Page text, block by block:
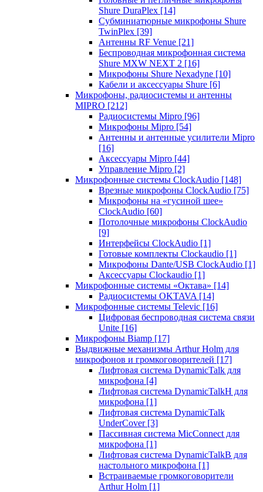
Shure DuraPlex [14]
Субминиатюрные микрофоны Shure
TwinPlex [39]
Антенны RF Venue [21]
Беспроводная микрофонная система
Shure MXW NEXT 2 [16]
Микрофоны Shure Nexadyne [10]
Кабели и аксессуары Shure [6]
Микрофоны, радиосистемы и антенны
MIPRO [212]
Радиосистемы Mipro [96]
Микрофоны Mipro [54]
Антенны и антенные усилители Mipro
[16]
Аксессуары Mipro [44]
Управление Mipro [2]
Микрофонные системы ClockAudio [148]
Врезные микрофоны ClockAudio [75]
Микрофоны на «гусиной шее»
ClockAudio [60]
Потолочные микрофоны ClockAudio
[9]
Интерфейсы ClockAudio [1]
Готовые комплекты Clockaudio [1]
Микрофоны Dante/USB ClockAudio [1]
Аксессуары Clockaudio [1]
Микрофонные системы «Октава» [14]
Радиосистемы OKTAVA [14]
Микрофонные системы Televic [16]
Цифровая беспроводная система связи
Unite [16]
Микрофоны Biamp [17]
Выдвижные механизмы Arthur Holm для
микрофонов и громкоговорителей [17]
Лифтовая система DynamicTalk для
микрофона [4]
Лифтовая система DynamicTalkH для
микрофона [1]
Лифтовая система DynamicTalk
UnderCover [3]
Пассивная система MicConnect для
микрофона [1]
Лифтовая система DynamicTalkB для
настольного микрофона [1]
Встраиваемые громкоговорители
Arthur Holm [1]